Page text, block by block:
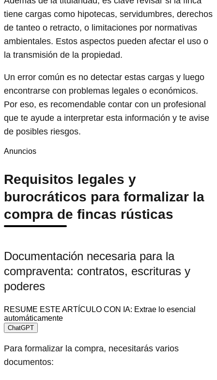
tiene cargas como hipotecas, servidumbres, derechos
de tanteo o retracto, o limitaciones por normativas
ambientales. Estos aspectos pueden afectar el uso o
la transmisión de la propiedad.
Un error común es no detectar estas cargas y luego
encontrarse con problemas legales o económicos.
Por eso, es recomendable contar con un profesional
que te ayude a interpretar esta información y te avise
de posibles riesgos.
Anuncios
Requisitos legales y
burocráticos para formalizar la
compra de fincas rústicas
Documentación necesaria para la
compraventa: contratos, escrituras y
poderes
RESUME ESTE ARTÍCULO CON IA: Extrae lo esencial
automáticamente
ChatGPT
Para formalizar la compra, necesitarás varios
documentos: